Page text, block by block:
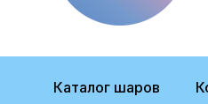
Каталог шаров